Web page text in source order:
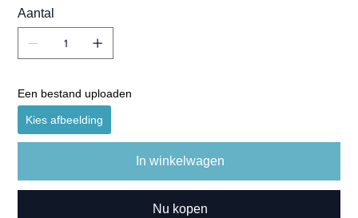
Aantal
Een bestand uploaden
Kies afbeelding
In winkelwagen
Nu kopen